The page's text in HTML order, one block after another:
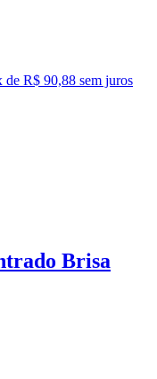
de R$ 90,88 sem juros
Brisa